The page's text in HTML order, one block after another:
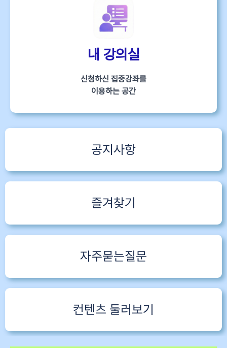
내 강의실
신청하신 집중강좌를
이용하는 공간
공지사항
즐겨찾기
자주묻는질문
컨텐츠 둘러보기